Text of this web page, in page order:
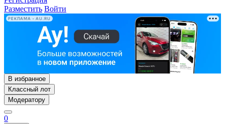
Разместить Войти
РЕКЛАМА • AU.RU
В избранное
Классный лот
Модератору
0